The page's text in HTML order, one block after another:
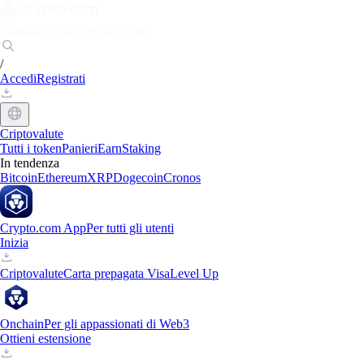
/
AccediRegistrati
Criptovalute
Tutti i tokenPanieriEarnStaking
In tendenza
BitcoinEthereumXRPDogecoinCronos
Crypto.com AppPer tutti gli utenti
Inizia
CriptovaluteCarta prepagata VisaLevel Up
OnchainPer gli appassionati di Web3
Ottieni estensione